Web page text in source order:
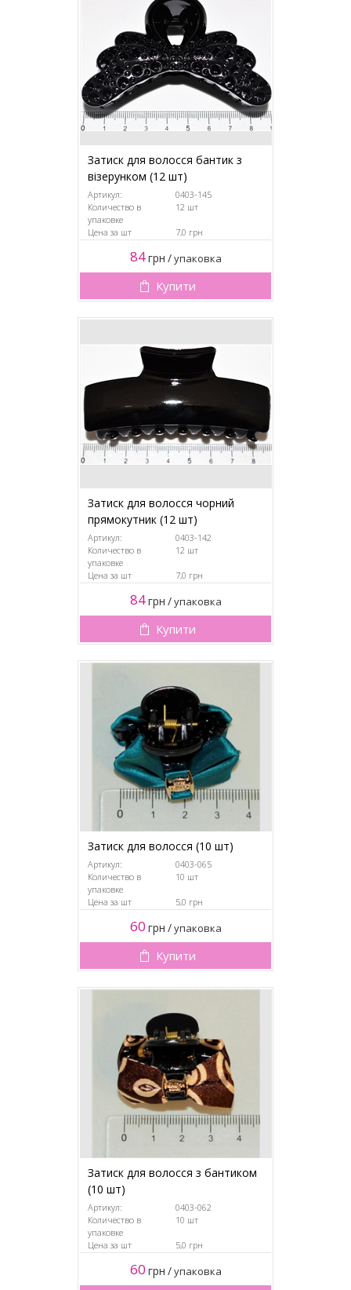
Затиск для волосся бантик з
візерунком (12 шт)
Артикул:
0403-145
Количество в
упаковке
12 шт
Цена за шт 7,0 грн
84грн /упаковка
Купити
Затиск для волосся чорний
прямокутник (12 шт)
Артикул:
0403-142
Количество в
упаковке
12 шт
Цена за шт 7,0 грн
84грн /упаковка
Купити
Затиск для волосся (10 шт)
Артикул:
0403-065
Количество в
упаковке
10 шт
Цена за шт 5,0 грн
60 грн /упаковка
Купити
Затиск для волосся з бантиком
(10 шт)
Артикул:
0403-062
Количество в
упаковке
10 шт
Цена за шт 5,0 грн
60 грн /упаковка